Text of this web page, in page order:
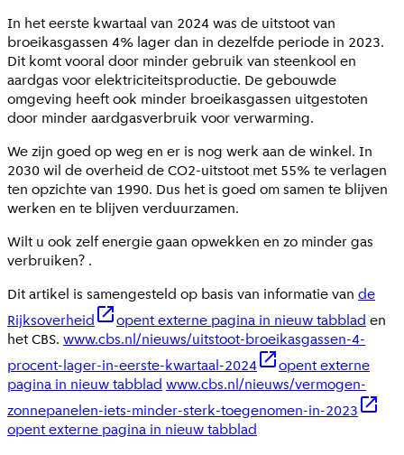
In het eerste kwartaal van 2024 was de uitstoot van
broeikasgassen 4% lager dan in dezelfde periode in 2023.
Dit komt vooral door minder gebruik van steenkool en
aardgas voor elektriciteitsproductie. De gebouwde
omgeving heeft ook minder broeikasgassen uitgestoten
door minder aardgasverbruik voor verwarming.
We zijn goed op weg en er is nog werk aan de winkel. In
2030 wil de overheid de CO2-uitstoot met 55% te verlagen
ten opzichte van 1990. Dus het is goed om samen te blijven
werken en te blijven verduurzamen.
Wilt u ook zelf energie gaan opwekken en zo minder gas
verbruiken? .
Dit artikel is samengesteld op basis van informatie van de
Rijksoverheid
opent externe pagina in nieuw tabblad en
het CBS. www.cbs.nl/nieuws/uitstoot-broeikasgassen-4-
procent-lager-in-eerste-kwartaal-2024
opent externe
pagina in nieuw tabblad www.cbs.nl/nieuws/vermogen-
zonnepanelen-iets-minder-sterk-toegenomen-in-2023
opent externe pagina in nieuw tabblad